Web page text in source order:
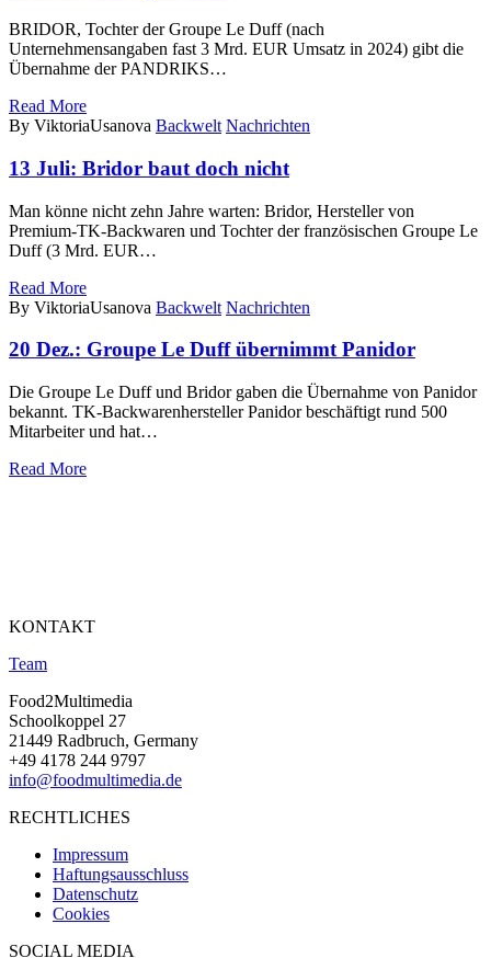
BRIDOR, Tochter der Groupe Le Duff (nach
Unternehmensangaben fast 3 Mrd. EUR Umsatz in 2024) gibt die
Übernahme der PANDRIKS…
Read More
By ViktoriaUsanova Backwelt Nachrichten
13 Juli: Bridor baut doch nicht
Man könne nicht zehn Jahre warten: Bridor, Hersteller von
Premium-TK-Backwaren und Tochter der französischen Groupe Le
Duff (3 Mrd. EUR…
Read More
By ViktoriaUsanova Backwelt Nachrichten
20 Dez.: Groupe Le Duff übernimmt Panidor
Die Groupe Le Duff und Bridor gaben die Übernahme von Panidor
bekannt. TK-Backwarenhersteller Panidor beschäftigt rund 500
Mitarbeiter und hat…
Read More
KONTAKT
Team
Food2Multimedia
Schoolkoppel 27
21449 Radbruch, Germany
+49 4178 244 9797
info@foodmultimedia.de
RECHTLICHES
Impressum
Haftungsausschluss
Datenschutz
Cookies
SOCIAL MEDIA